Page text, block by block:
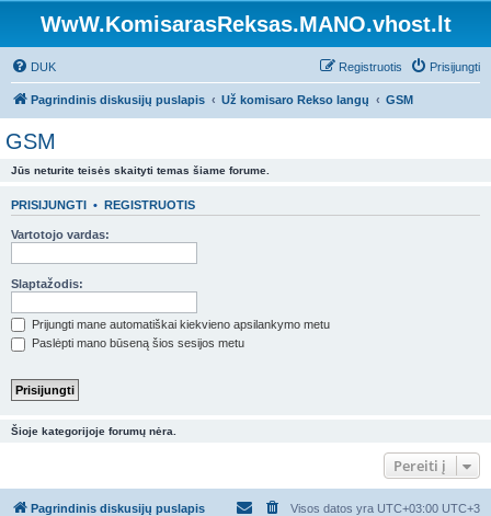
WwW.KomisarasReksas.MANO.vhost.lt
DUK Prisijungti
Registruotis
Pagrindinis diskusijų puslapis Už komisaro Rekso langų GSM
GSM
Jūs neturite teisės skaityti temas šiame forume.
PRISIJUNGTI • REGISTRUOTIS
Vartotojo vardas:
Slaptažodis:
Prijungti mane automatiškai kiekvieno apsilankymo metu
Paslėpti mano būseną šios sesijos metu
Šioje kategorijoje forumų nėra.
Pereiti į
Pagrindinis diskusijų puslapis Visos datos yra UTC+03:00 UTC+3